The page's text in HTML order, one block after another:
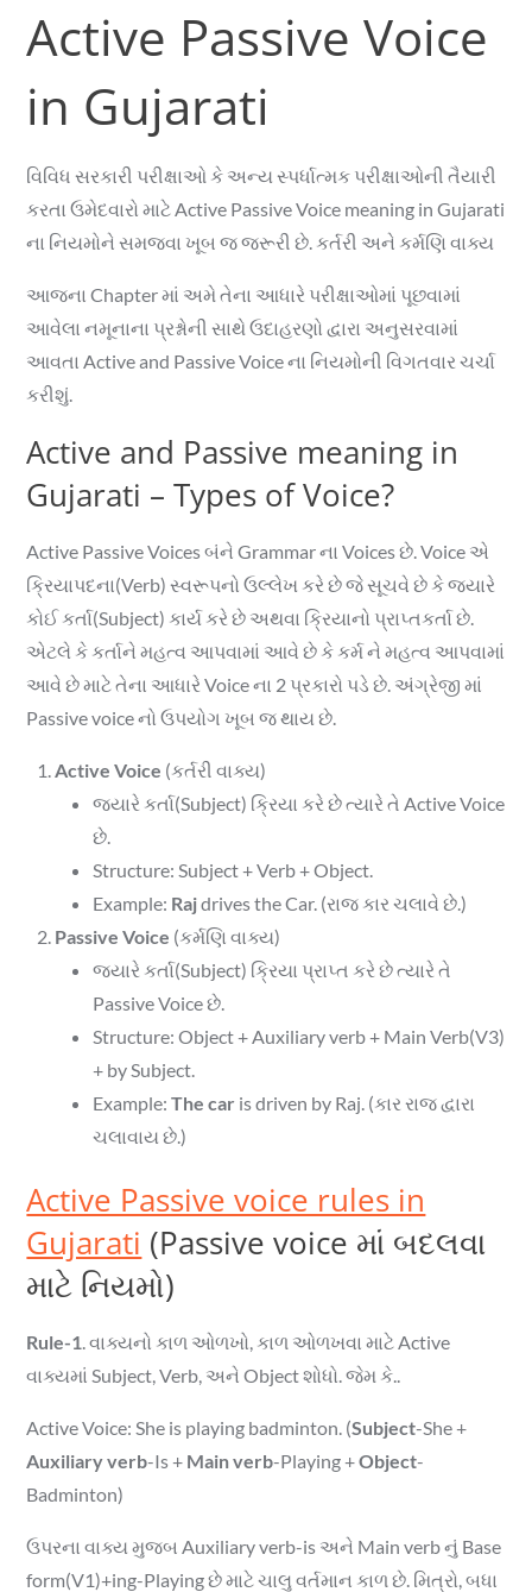
Active Passive Voice
in Gujarati
વિવિધ સરકારી પરીક્ષાઓ કે અન્ય સ્પર્ધાત્મક પરીક્ષાઓની તૈયારી
કરતા ઉમેદવારો માટે Active Passive Voice meaning in Gujarati
ના નિયમોને સમજવા ખૂબ જ જરૂરી છે. કર્તરી અને કર્મણિ વાક્ય
આજના Chapter માં અમે તેના આધારે પરીક્ષાઓમાં પૂછવામાં
આવેલા નમૂનાના પ્રશ્નોની સાથે ઉદાહરણો દ્વારા અનુસરવામાં
આવતા Active and Passive Voice ના નિયમોની વિગતવાર ચર્ચા
કરીશું.
Active and Passive meaning in
Gujarati – Types of Voice?
Active Passive Voices બંને Grammar ના Voices છે. Voice એ
ક્રિયાપદના(Verb) સ્વરૂપનો ઉલ્લેખ કરે છે જે સૂચવે છે કે જ્યારે
કોઈ કર્તા(Subject) કાર્ય કરે છે અથવા ક્રિયાનો પ્રાપ્તકર્તા છે.
એટલે કે કર્તાને મહત્વ આપવામાં આવે છે કે કર્મ ને મહત્વ આપવામાં
આવે છે માટે તેના આધારે Voice ના 2 પ્રકારો પડે છે. અંગ્રેજી માં
Passive voice નો ઉપયોગ ખૂબ જ થાય છે.
Active Voice (કર્તરી વાક્ય)
જ્યારે કર્તા(Subject) ક્રિયા કરે છે ત્યારે તે Active Voice
છે.
Structure: Subject + Verb + Object.
Example: Rajdrives the Car. (રાજ કાર ચલાવે છે.)
Passive Voice (કર્મણિ વાક્ય)
જ્યારે કર્તા(Subject) ક્રિયા પ્રાપ્ત કરે છે ત્યારે તે
Passive Voice છે.
Structure: Object + Auxiliary verb + Main Verb(V3)
+ by Subject.
Example:The car is driven by Raj. (કાર રાજ દ્વારા
ચલાવાય છે.)
Active Passive voice rules in
Gujarati (Passive voice માં બદલવા
માટે નિયમો)
Rule-1 . વાક્યનો કાળ ઓળખો, કાળ ઓળખવા માટે Active
વાક્યમાં Subject, Verb, અને Object શોધો. જેમ કે..
Active Voice: She is playing badminton. (Subject-She +
Auxiliary verb-Is + Main verb-Playing +Object-
Badminton)
ઉપરના વાક્ય મુજબ Auxiliary verb-is અને Main verb નું Base
form(V1)+ing-Playing છે માટે ચાલુ વર્તમાન કાળ છે. મિત્રો, બધા